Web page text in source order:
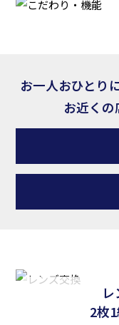
お一人おひとり
お近くの
2枚